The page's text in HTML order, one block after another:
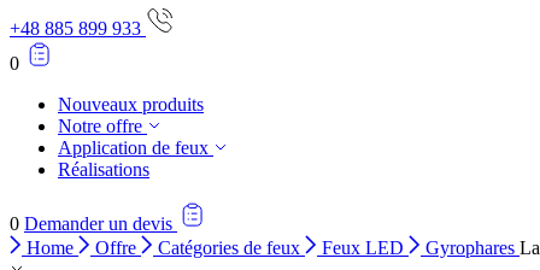
+48 885 899 933
0
Nouveaux produits
Notre offre
Application de feux
Réalisations
0 Demander un devis
Home
Offre Catégories de feux Feux LED Gyrophares